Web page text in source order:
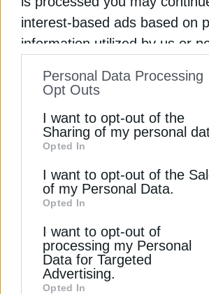
interest-based ads based on
information utilized by us or
to your opt-out. You may
information by third parties on
of downstream participants.
information may also be
third parties on theIAB’s List of
Downstream Participants
disclose it to other third parties.
Personal Data Processing
Opt Outs
I want to opt-out of the
Sharing of my personal
Opted In
I want to opt-out of the
of my Personal Data.
Opted In
I want to opt-out of
processing my Personal
Data for Targeted
Advertising.
Opted In
ΔΙΕΘΝΗ
Η Ουγγαρία ξεκινά τις
την εγκατάσταση
31 Ιουλίου 2025